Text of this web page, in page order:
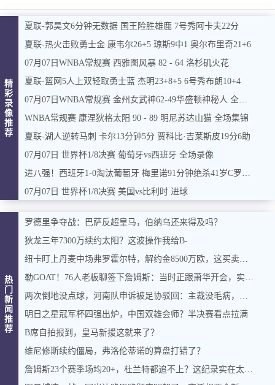
精
彩
录
像
推
荐
夏联-郭昊文6分钟无数据 国王险胜雄鹿 7号秀阿卡夫22分
夏联-热火击败勇士金 康韦尔26+5 琼斯9中1 奥尔布里奇21+6
07月07日WNBA常规赛 西雅图风暴 82 - 64 洛杉矶火花
夏联-篮网5人上双轻取勇士蓝 杰明23+8+5 6号秀布朗10+4
07月07日WNBA常规赛 金州女武神62-49华盛顿神秘人 全场集锦
WNBA常规赛 康涅狄格太阳 90 - 89 明尼苏达山猫 全场集锦
夏联-湖人逆转马刺 卡尔13分钟5分 贾科比·吉莱斯皮19分6助
07月07日 世界杯1/8决赛 葡萄牙vs西班牙 全场录像
进八强！西班牙1-0淘汰葡萄牙 梅里诺91分钟绝杀41岁C罗最后一舞
07月07日 世界杯1/8决赛 美国vs比利时 进球
热
门
新
闻
推
荐
罗德里争夺战：巴萨反超皇马，伯纳乌还来得及吗？
狄龙三年7300万续约太阳？这波操作我给B-
纽卡盯上丹麦中场弗罗霍尔特，解约金8500万欧，这买卖能成吗？
勒GOAT！76人老板聊签下詹姆斯：当时正跟萧华开会，实在憋不住，直接打断走人
两次倒地没点球，河南队申诉被足协驳回：主裁没毛病，英博没占便宜
明日之星冠军杯四强出炉，中国双雄会师？半决赛看点拉满
B席自拍报到，皇马新援这就来了？
维尼修斯续约僵局，弗洛伦蒂诺的算盘打错了？
詹姆斯23个赛季场均20+，杜兰特都追不上？这纪录实在太硬了